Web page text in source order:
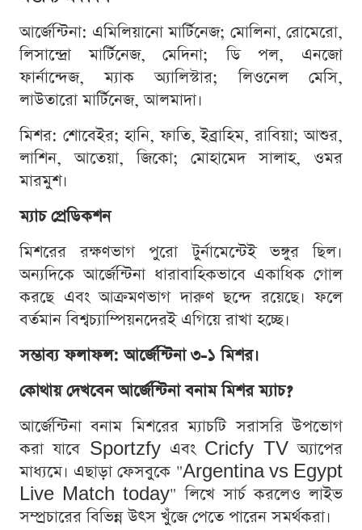
আর্জেন্টিনা: এমিলিয়ানো মার্টিনেজ; মোলিনা, রোমেরো,
লিসান্দ্রো মার্টিনেজ, মেদিনা; ডি পল, এনজো
ফার্নান্দেজ, ম্যাক অ্যালিস্টার; লিওনেল মেসি,
লাউতারো মার্টিনেজ, আলমাদা।
মিশর: শোবেইর; হানি, ফাতি, ইব্রাহিম, রাবিয়া; আশুর,
লাশিন, আতেয়া, জিকো; মোহামেদ সালাহ, ওমর
মারমুশ।
ম্যাচ প্রেডিকশন
মিশরের রক্ষণভাগ পুরো টুর্নামেন্টেই ভঙ্গুর ছিল।
অন্যদিকে আর্জেন্টিনা ধারাবাহিকভাবে একাধিক গোল
করছে এবং আক্রমণভাগ দারুণ ছন্দে রয়েছে। ফলে
বর্তমান বিশ্বচ্যাম্পিয়নদেরই এগিয়ে রাখা হচ্ছে।
সম্ভাব্য ফলাফল: আর্জেন্টিনা ৩-১ মিশর।
কোথায় দেখবেন আর্জেন্টিনা বনাম মিশর ম্যাচ?
আর্জেন্টিনা বনাম মিশরের ম্যাচটি সরাসরি উপভোগ
করা যাবে Sportzfy এবং Cricfy TV অ্যাপের
মাধ্যমে। এছাড়া ফেসবুকে "Argentina vs Egypt
Live Match today" লিখে সার্চ করলেও লাইভ
সম্প্রচারের বিভিন্ন উৎস খুঁজে পেতে পারেন সমর্থকরা।